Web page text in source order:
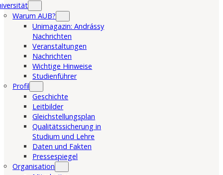
Warum AUB?
Unimagazin: Andrássy
Nachrichten
Veranstaltungen
Nachrichten
Wichtige Hinweise
Studienführer
Profil
Geschichte
Leitbilder
Gleichstellungsplan
Qualitätssicherung in
Studium und Lehre
Daten und Fakten
Pressespiegel
Organisation